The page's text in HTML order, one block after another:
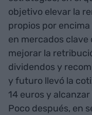
objetivo elevar la
propios por
en mercados clave
mejorar la
dividendos y
y futuro llevó la
14 euros y
Poco después, en